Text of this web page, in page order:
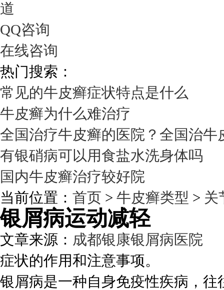
道
QQ咨询
在线咨询
热门搜索：
常见的牛皮癣症状特点是什么
牛皮癣为什么难治疗
全国治疗牛皮癣的医院？全国治牛
有银硝病可以用食盐水洗身体吗
国内牛皮癣治疗较好院
当前位置： 首页 > 牛皮癣类型 > 关
银屑病运动减轻
文章来源： 成都银康银屑病医院
症状的作用和注意事项。
银屑病是一种自身免疫性疾病，